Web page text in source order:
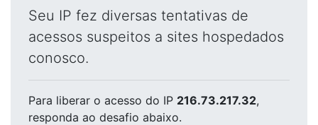
Seu IP fez diversas tentativas de
acessos suspeitos a sites hospedados
conosco.
Para liberar o acesso do IP 216.73.217.32,
responda ao desafio abaixo.